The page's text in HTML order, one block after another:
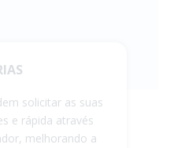
solicitar as suas
e rápida através
melhorando a